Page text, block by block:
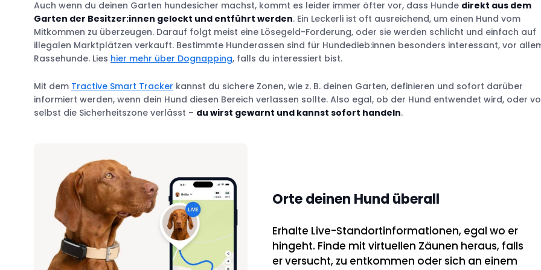
Auch wenn du deinen Garten hundesicher machst, kommt es leider immer öfter vor, dass Hunde direkt aus dem
Garten der Besitzer:innen gelockt und entführt werden. Ein Leckerli ist oft ausreichend, um einen Hund vom
Mitkommen zu überzeugen. Darauf folgt meist eine Lösegeld-Forderung, oder sie werden schlicht und einfach auf
illegalen Marktplätzen verkauft. Bestimmte Hunderassen sind für Hundedieb:innen besonders interessant, vor
Rassehunde. Lies hier mehr über Dognapping, falls du interessiert bist.
Mit dem Tractive Smart Tracker kannst du sichere Zonen, wie z. B. deinen Garten, definieren und sofort darüber
informiert werden, wenn dein Hund diesen Bereich verlassen sollte. Also egal, ob der Hund entwendet wird, oder
selbst die Sicherheitszone verlässt – du wirst gewarnt und kannst sofort handeln.
Orte deinen Hund überall
Erhalte Live-Standortinformationen, egal wo er
hingeht. Finde mit virtuellen Zäunen heraus, falls
er versucht, zu entkommen oder sich an einem